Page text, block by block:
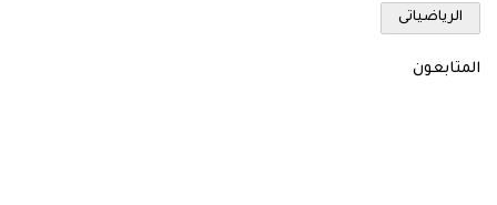
الرياضياتى
المتابعون